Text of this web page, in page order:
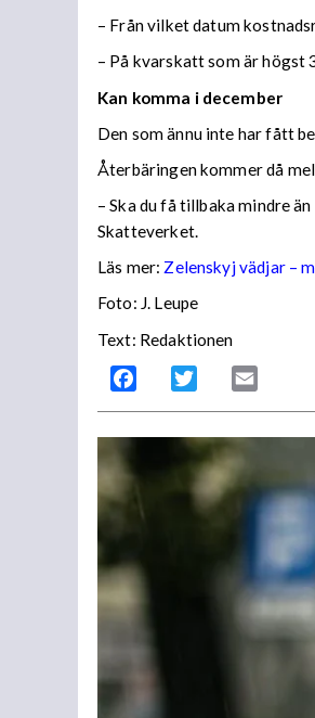
– Från vilket datum
– På kvarskatt som är högst
Kan komma i december
Den som ännu inte har fått
Återbäringen kommer då
– Ska du få tillbaka mindre
Skatteverket.
Läs mer: Zelenskyj vädjar –
Foto: J. Leupe
Text: Redaktionen
Facebook Twitter